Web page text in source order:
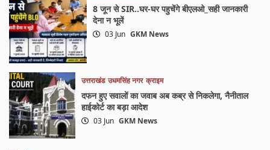
8 जून से SIR..घर-घर पहुचेंगे बीएलओ_सही जानकारी
देना न भूलें
03 Jun GKM News
उत्तराखंड उधमसिंह नगर क्राइम
दफन हुए सवालों का जवाब अब कब्र से निकलेगा, नैनीताल
हाईकोर्ट का बड़ा आदेश
03 Jun GKM News